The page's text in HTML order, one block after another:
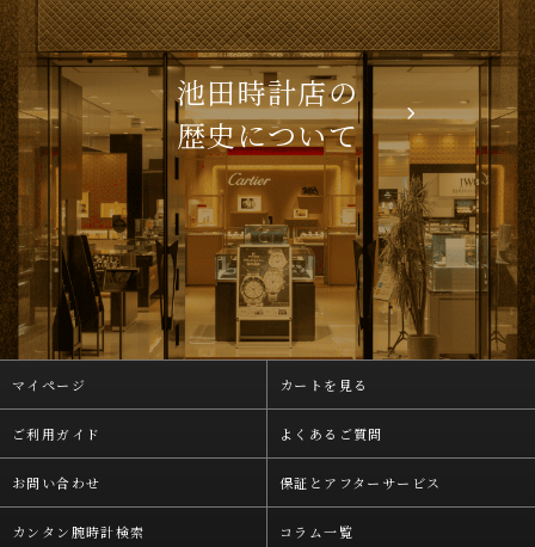
池田時計店の
歴史について
マイページ カートを見る
ご利用ガイド よくあるご質問
お問い合わせ 保証とアフターサービス
カンタン腕時計検索 コラム一覧